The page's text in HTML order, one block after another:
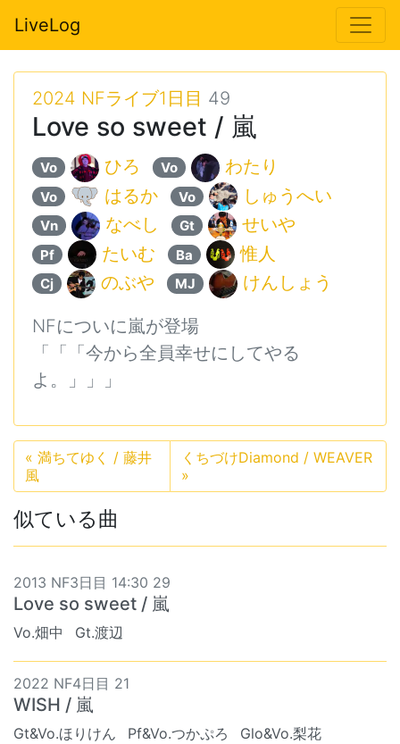
LiveLog
2024 NFライブ1日目 49
Love so sweet / 嵐
Vo ひろ Vo わたり
Vo はるか Vo しゅうへい
Vn なべし Gt せいや
Pf たいむ Ba 惟人
Cj のぶや MJ けんしょう
NFについに嵐が登場
「「「今から全員幸せにしてやる
よ。」」」
« 満ちてゆく / 藤井
風
くちづけDiamond / WEAVER
»
似ている曲
2013 NF3日目 14:30 29
Love so sweet / 嵐
Vo.畑中 Gt.渡辺
2022 NF4日目 21
WISH / 嵐
Gt&Vo.ほりけん Pf&Vo.つかぷろ
Glo&Vo.梨花